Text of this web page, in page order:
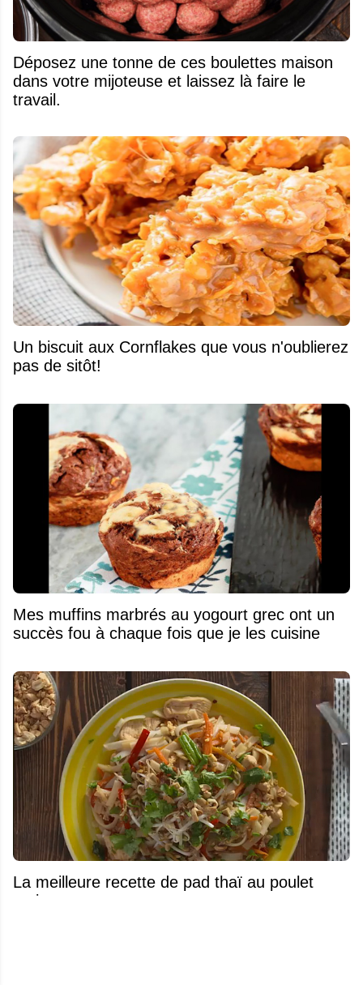
Déposez une tonne de ces boulettes maison
dans votre mijoteuse et laissez là faire le
travail.
Un biscuit aux Cornflakes que vous n'oublierez
pas de sitôt!
Mes muffins marbrés au yogourt grec ont un
succès fou à chaque fois que je les cuisine
La meilleure recette de pad thaï au poulet
maison